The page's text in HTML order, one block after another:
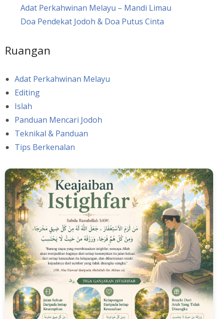
Adat Perkahwinan Melayu – Mandi Limau
Doa Pendekat Jodoh & Doa Putus Cinta
Ruangan
Adat Perkahwinan Melayu
Editing
Islah
Panduan Mencari Jodoh
Teknikal & Panduan
Tips Berkenalan